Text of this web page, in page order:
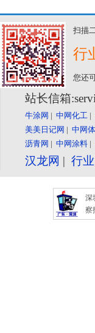
扫描
行
您还
站长信箱
牛涂网 | 中网化工 |
美美日记网 | 中网
沥青网 | 中网涂料 |
汉龙网 | 行
深
察